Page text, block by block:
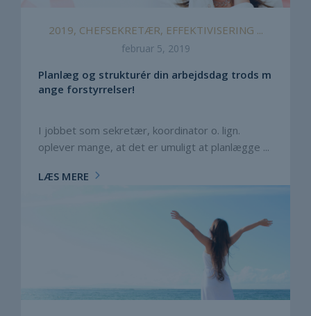
2019, CHEFSEKRETÆR, EFFEKTIVISERING ...
februar 5, 2019
Planlæg og strukturér din arbejdsdag trods m
ange forstyrrelser!
I jobbet som sekretær, koordinator o. lign.
oplever mange, at det er umuligt at planlægge ...
LÆS MERE